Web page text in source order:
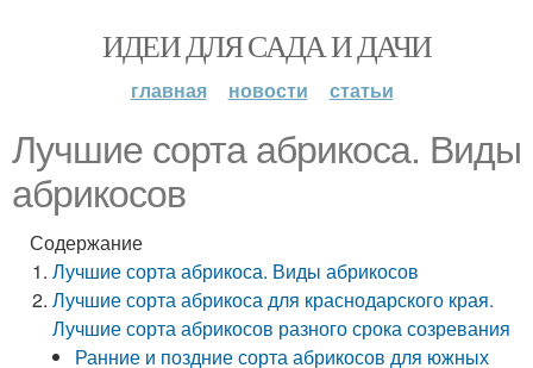
ИДЕИ ДЛЯ САДА И ДАЧИ
главная новости статьи
Лучшие сорта абрикоса. Виды
абрикосов
Содержание
Лучшие сорта абрикоса. Виды абрикосов
Лучшие сорта абрикоса для краснодарского края.
Лучшие сорта абрикосов разного срока созревания
Ранние и поздние сорта абрикосов для южных